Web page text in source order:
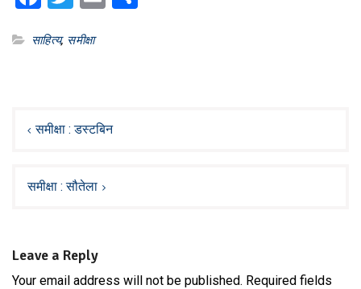
साहित्य, ‌समीक्षा‌
navigation
समीक्षा‌ : डस्टबिन
समीक्षा‌ : सौतेला
Leave a Reply
Your email address will not be published. Required fields